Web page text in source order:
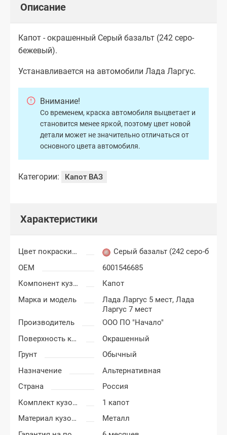
Описание
Капот - окрашенный Серый базальт (242 серо-
бежевый).
Устанавливается на автомобили Лада Ларгус.
Внимание!
Со временем, краска автомобиля выцветает и
становится менее яркой, поэтому цвет новой
детали может не значительно отличаться от
основного цвета автомобиля.
Категории: Капот ВАЗ
Характеристики
Цвет покраски Лада Ларгус
Серый базальт (242 серо-
OEM
6001546685
Компонент кузова
Капот
Марка и модель
Лада Ларгус 5 мест,Лада
Ларгус 7 мест
Производитель
ООО ПО "Начало"
Поверхность капота
Окрашенный
Грунт
Обычный
Назначение
Альтернативная
Страна
Россия
Комплект кузовных деталей
1 капот
Материал кузовных деталей
Металл